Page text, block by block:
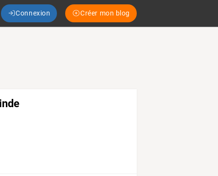
Connexion Créer mon blog